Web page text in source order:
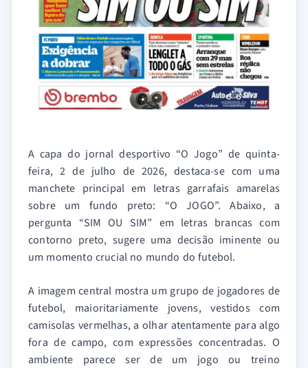
A capa do jornal desportivo “O Jogo” de quinta-
feira, 2 de julho de 2026, destaca-se com uma
manchete principal em letras garrafais amarelas
sobre um fundo preto: “O JOGO”. Abaixo, a
pergunta “SIM OU SIM” em letras brancas com
contorno preto, sugere uma decisão iminente ou
um momento crucial no mundo do futebol.
A imagem central mostra um grupo de jogadores de
futebol, maioritariamente jovens, vestidos com
camisolas vermelhas, a olhar atentamente para algo
fora de campo, com expressões concentradas. O
ambiente parece ser de um jogo ou treino